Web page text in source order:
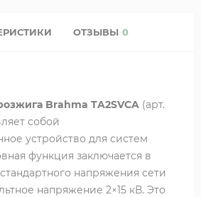
ОТЗЫВЫ 0
Brahma TA2SVCA (арт.
собой
устройство для систем
функция заключается в
напряжения сети
напряжение 2×15 кВ. Это